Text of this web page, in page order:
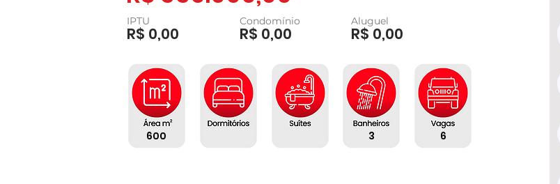
R$ 0,00
IPTU
R$ 0,00
Condomínio
R$ 0,00
Aluguel
600 6
3